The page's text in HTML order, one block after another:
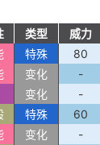
类型 威力
特殊 80
变化 -
变化 -
特殊 60
变化 -